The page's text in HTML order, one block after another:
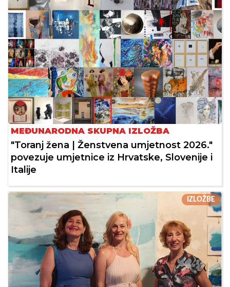
MEĐUNARODNA SKUPNA IZLOŽBA
"Toranj žena | Ženstvena umjetnost 2026."
povezuje umjetnice iz Hrvatske, Slovenije i
Italije
IZLOŽBE